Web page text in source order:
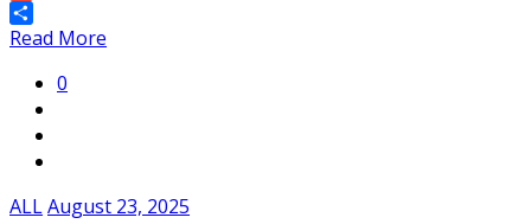
Gmail
Share
Read More
0
ALLAugust 23, 2025